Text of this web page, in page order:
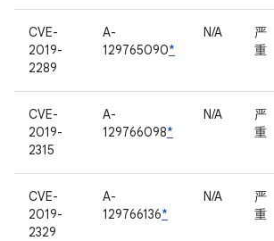
CVE-
2019-
2289
A-
129765090*
N/A
严
重
CVE-
2019-
2315
A-
129766098*
N/A
严
重
CVE-
2019-
2329
A-
129766136*
N/A
严
重